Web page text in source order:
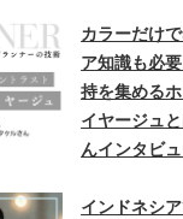
カラーだけ
ア知識も必
持を集める
イヤージュ
んインタビ
インドネシ